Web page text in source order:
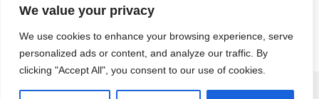
We value your privacy
We use cookies to enhance your browsing experience, serve
personalized ads or content, and analyze our traffic. By
clicking "Accept All", you consent to our use of cookies.